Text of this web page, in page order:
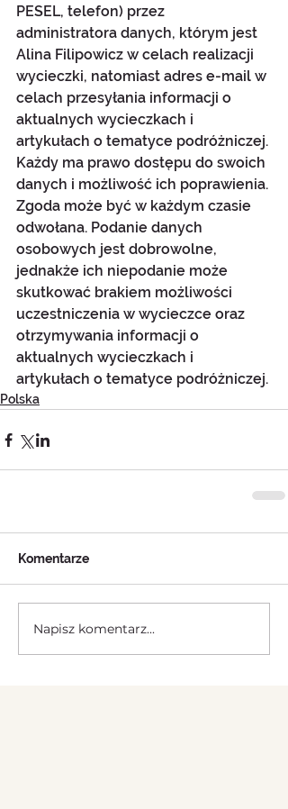
PESEL, telefon) przez
administratora danych, którym jest
Alina Filipowicz w celach realizacji
wycieczki, natomiast adres e-mail w
celach przesyłania informacji o
aktualnych wycieczkach i
artykułach o tematyce podróżniczej.
Każdy ma prawo dostępu do swoich
danych i możliwość ich poprawienia.
Zgoda może być w każdym czasie
odwołana. Podanie danych
osobowych jest dobrowolne,
jednakże ich niepodanie może
skutkować brakiem możliwości
uczestniczenia w wycieczce oraz
otrzymywania informacji o
aktualnych wycieczkach i
artykułach o tematyce podróżniczej.
Polska
Komentarze
Napisz komentarz...